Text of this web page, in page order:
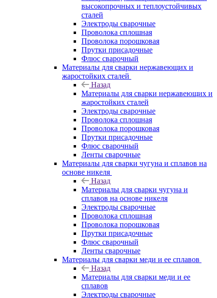
высокопрочных и теплоустойчивых
сталей
Электроды сварочные
Проволока сплошная
Проволока порошковая
Прутки присадочные
Флюс сварочный
Материалы для сварки нержавеющих и
жаростойких сталей
Назад
Материалы для сварки нержавеющих и
жаростойких сталей
Электроды сварочные
Проволока сплошная
Проволока порошковая
Прутки присадочные
Флюс сварочный
Ленты сварочные
Материалы для сварки чугуна и сплавов на
основе никеля
Назад
Материалы для сварки чугуна и
сплавов на основе никеля
Электроды сварочные
Проволока сплошная
Проволока порошковая
Прутки присадочные
Флюс сварочный
Ленты сварочные
Материалы для сварки меди и ее сплавов
Назад
Материалы для сварки меди и ее
сплавов
Электроды сварочные